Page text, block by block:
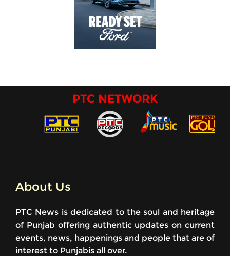
PTC NETWORK
About Us
PTC News is dedicated to the soul and heritage
of Punjab offering authentic updates on current
events, news, happenings and people that are of
interest to Punjabis all over.